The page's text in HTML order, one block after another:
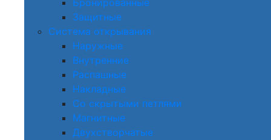
Бронированные
Защитные
Система открывания
Наружные
Внутренние
Распашные
Накладные
Со скрытыми петлями
Магнитные
Двухстворчатые